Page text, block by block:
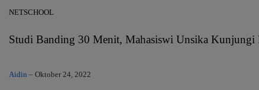
NETSCHOOL
Studi Banding 30 Menit, Mahasiswi Unsika Kunjungi
Aidin – Oktober 24, 2022